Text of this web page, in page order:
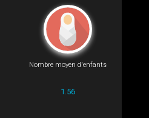
Nombre moyen d'enfants
1.56